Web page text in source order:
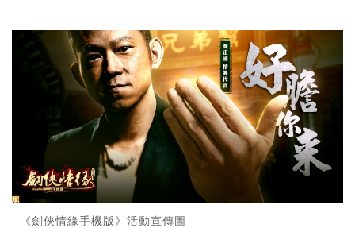
《劍俠情緣手機版》活動宣傳圖